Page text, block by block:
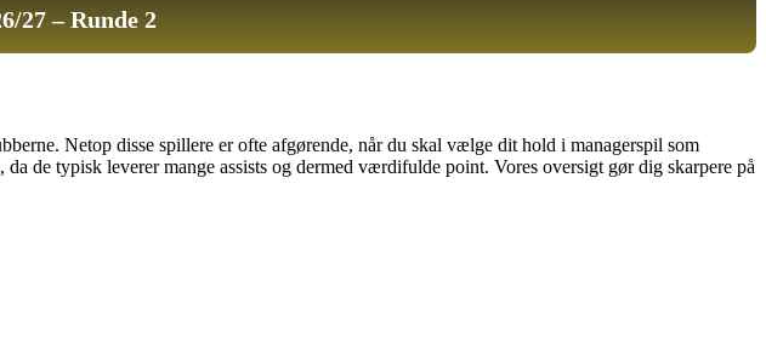
27 – Runde 2
Netop disse spillere er ofte afgørende, når du skal vælge dit hold i managerspil som
de typisk leverer mange assists og dermed værdifulde point. Vores oversigt gør dig skarpere på